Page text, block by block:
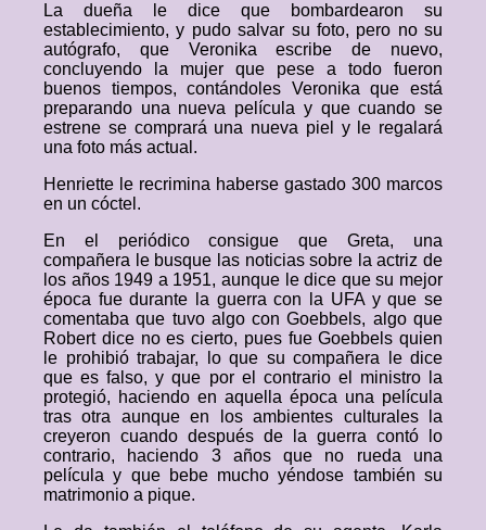
La dueña le dice que bombardearon su
establecimiento, y pudo salvar su foto, pero no su
autógrafo, que Veronika escribe de nuevo,
concluyendo la mujer que pese a todo fueron
buenos tiempos, contándoles Veronika que está
preparando una nueva película y que cuando se
estrene se comprará una nueva piel y le regalará
una foto más actual.
Henriette le recrimina haberse gastado 300 marcos
en un cóctel.
En el periódico consigue que Greta, una
compañera le busque las noticias sobre la actriz de
los años 1949 a 1951, aunque le dice que su mejor
época fue durante la guerra con la UFA y que se
comentaba que tuvo algo con Goebbels, algo que
Robert dice no es cierto, pues fue Goebbels quien
le prohibió trabajar, lo que su compañera le dice
que es falso, y que por el contrario el ministro la
protegió, haciendo en aquella época una película
tras otra aunque en los ambientes culturales la
creyeron cuando después de la guerra contó lo
contrario, haciendo 3 años que no rueda una
película y que bebe mucho yéndose también su
matrimonio a pique.